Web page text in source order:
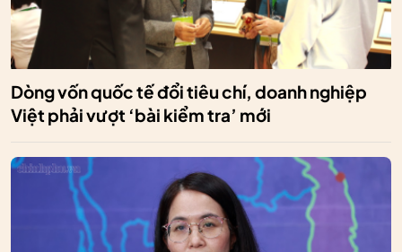
Dòng vốn quốc tế đổi tiêu chí, doanh nghiệp
Việt phải vượt ‘bài kiểm tra’ mới